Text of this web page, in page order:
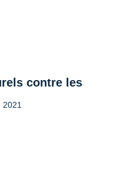
contre les maux
2021